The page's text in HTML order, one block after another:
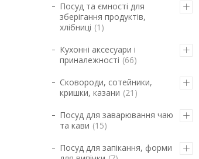
Посуд та ємності для
зберігання продуктів,
хлібниці 1
Кухонні аксесуари і
приналежності 66
Сковороди, сотейники,
кришки, казани 21
Посуд для заварювання чаю
та кави 15
Посуд для запікання, форми